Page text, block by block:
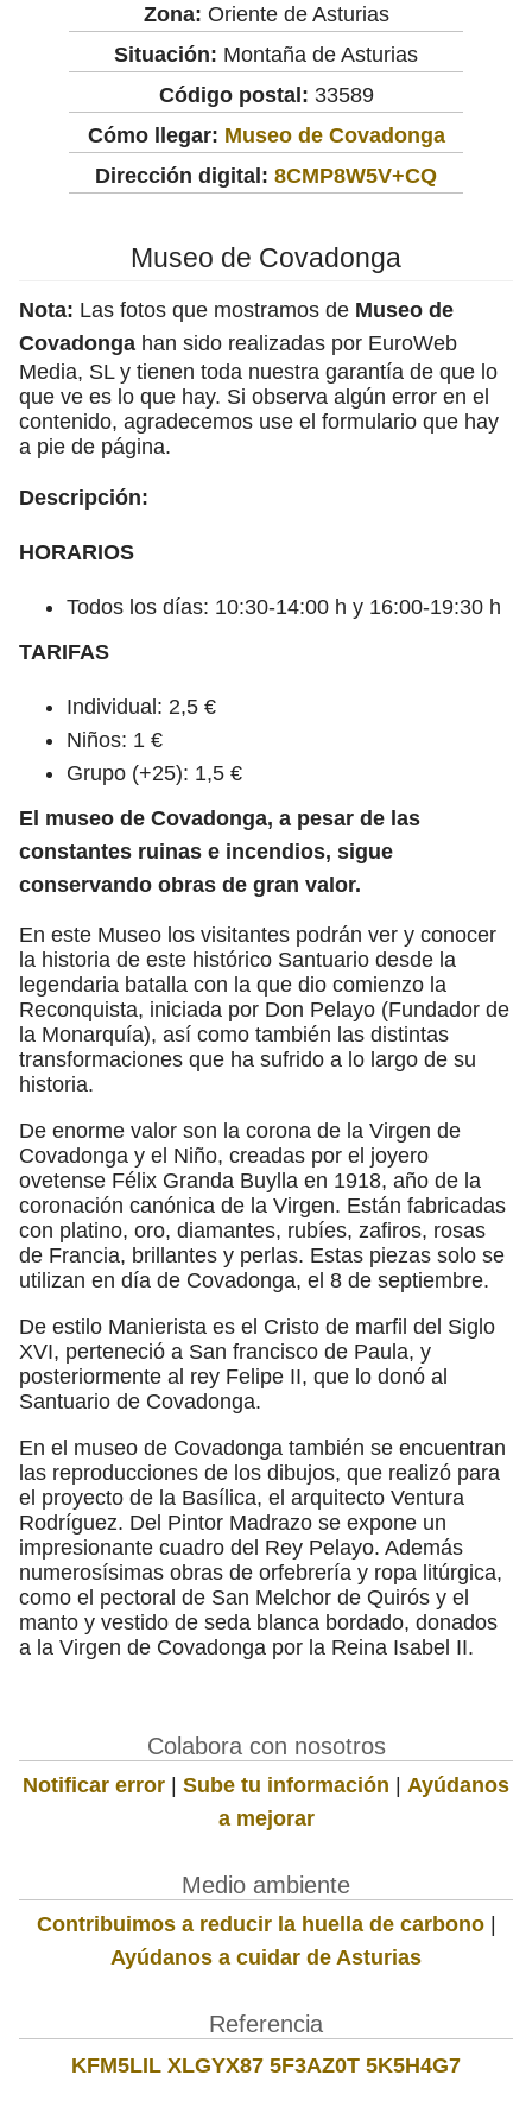
Zona: Oriente de Asturias
Situación: Montaña de Asturias
Código postal: 33589
Cómo llegar: Museo de Covadonga
Dirección digital: 8CMP8W5V+CQ
Museo de Covadonga
Nota: Las fotos que mostramos de Museo de
Covadonga han sido realizadas por EuroWeb
Media, SL y tienen toda nuestra garantía de que lo
que ve es lo que hay. Si observa algún error en el
contenido, agradecemos use el formulario que hay
a pie de página.
Descripción:
HORARIOS
Todos los días: 10:30-14:00 h y 16:00-19:30 h
TARIFAS
Individual: 2,5 €
Niños: 1 €
Grupo (+25): 1,5 €
El museo de Covadonga, a pesar de las
constantes ruinas e incendios, sigue
conservando obras de gran valor.
En este Museo los visitantes podrán ver y conocer
la historia de este histórico Santuario desde la
legendaria batalla con la que dio comienzo la
Reconquista, iniciada por Don Pelayo (Fundador de
la Monarquía), así como también las distintas
transformaciones que ha sufrido a lo largo de su
historia.
De enorme valor son la corona de la Virgen de
Covadonga y el Niño, creadas por el joyero
ovetense Félix Granda Buylla en 1918, año de la
coronación canónica de la Virgen. Están fabricadas
con platino, oro, diamantes, rubíes, zafiros, rosas
de Francia, brillantes y perlas. Estas piezas solo se
utilizan en día de Covadonga, el 8 de septiembre.
De estilo Manierista es el Cristo de marfil del Siglo
XVI, perteneció a San francisco de Paula, y
posteriormente al rey Felipe II, que lo donó al
Santuario de Covadonga.
En el museo de Covadonga también se encuentran
las reproducciones de los dibujos, que realizó para
el proyecto de la Basílica, el arquitecto Ventura
Rodríguez. Del Pintor Madrazo se expone un
impresionante cuadro del Rey Pelayo. Además
numerosísimas obras de orfebrería y ropa litúrgica,
como el pectoral de San Melchor de Quirós y el
manto y vestido de seda blanca bordado, donados
a la Virgen de Covadonga por la Reina Isabel II.
Colabora con nosotros
Notificar error | Sube tu información | Ayúdanos
a mejorar
Medio ambiente
Contribuimos a reducir la huella de carbono|
Ayúdanos a cuidar de Asturias
Referencia
KFM5LIL XLGYX87 5F3AZ0T 5K5H4G7